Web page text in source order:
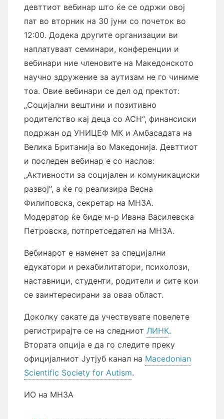
девттиот вебинар што ќе се одржи овој
пат во вторник на 30 јуни со почеток во
12:00. Додека другите организации ви
наплатуваат семинари, конференции и
вебинари ние членовите на Македонското
научно здружение за аутизам не го чиниме
тоа. Овие вебинари се дел од пректот:
„Социјални вештини и позитивно
родителство кај деца со АСН“, финансиски
подржан од УНИЦЕФ МК и Амбасадата на
Велика Британија во Македонија. Девттиот
и последен вебинар е со наслов:
„Активности за социјален и комуникациски
развој“, а ќе го реализира Весна
Филиповска, секретар на МНЗА.
Модератор ќе биде м-р Ивана Василевска
Петровска, потпретседател на МНЗА.
Вебинарот е наменет за специјални
едукатори и рехабилитатори, психолози,
наставници, студенти, родители и сите кои
се заинтересирани за оваа област.
Доколку сакате да учествувате повелете
регистрирајте се на следниот ЛИНК.
Втората опција е да го следите преку
официјалниот Јутјуб канал на Macedonian
Scientific Society for Autism.
ИО на МНЗА